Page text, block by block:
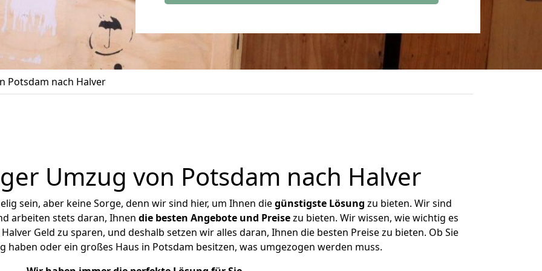
Potsdam nach Halver
Umzug von Potsdam nach Halver
sein, aber keine Sorge, denn wir sind hier, um Ihnen diegünstigste Lösung zu bieten. Wir sind
arbeiten stets daran, Ihnen die besten Angebote und Preisezu bieten. Wir wissen, wie wichtig es
Geld zu sparen, und deshalb setzen wir alles daran, Ihnen die besten Preise zu bieten. Ob Sie
haben oder ein großes Haus in Potsdam besitzen, was umgezogen werden muss.